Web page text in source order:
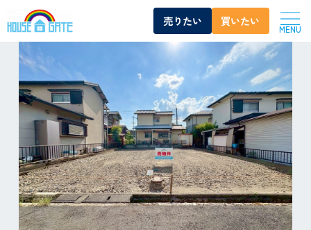
売りたい 買いたい
MENU